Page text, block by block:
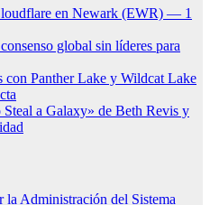
en Newark (EWR) — 1
global sin líderes para
Panther Lake y Wildcat Lake
a Galaxy» de Beth Revis y
Administración del Sistema